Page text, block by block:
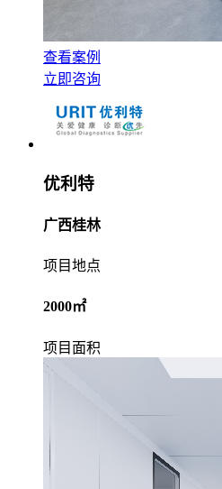
查看案例
立即咨询
优利特
广西桂林
项目地点
2000㎡
项目面积